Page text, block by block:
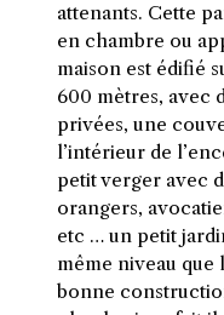
attenants. Cette
en chambre ou
maison est édifié
600 mètres, avec
privées, une
l’intérieur de
petit verger avec
orangers,
etc … un petit
même niveau
bonne